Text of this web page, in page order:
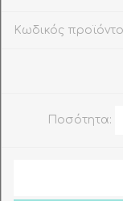
Κωδικός
Ποσότητα: